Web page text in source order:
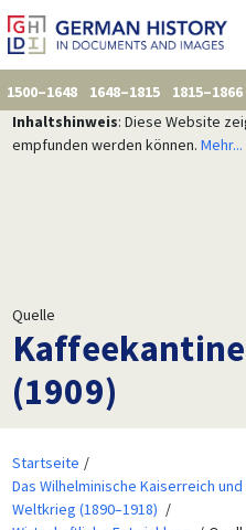
1500–1648 1648–1815 1815–1866
Inhaltshinweis: Diese Website
empfunden werden können. Mehr...
Quelle
Kaffeekantine
(1909)
Startseite
Das Wilhelminische Kaiserreich
Weltkrieg (1890–1918)